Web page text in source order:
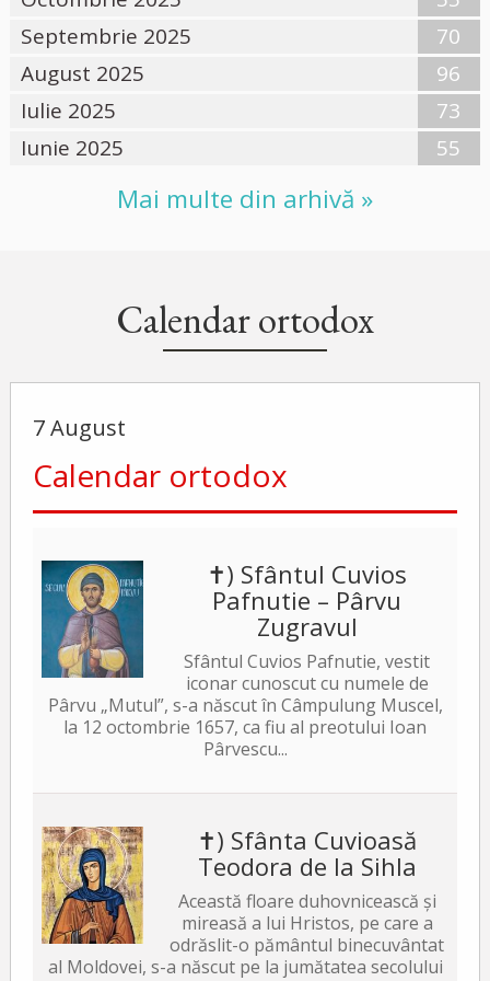
Septembrie 2025
70
August 2025
96
Iulie 2025
73
Iunie 2025
55
Mai multe din arhivă »
Calendar ortodox
7 August
Calendar ortodox
✝) Sfântul Cuvios
Pafnutie – Pârvu
Zugravul
Sfântul Cuvios Pafnutie, vestit
iconar cunoscut cu numele de
Pârvu „Mutul”, s-a născut în Câmpulung Muscel,
la 12 octombrie 1657, ca fiu al preotului Ioan
Pârvescu...
✝) Sfânta Cuvioasă
Teodora de la Sihla
Această floare duhovnicească și
mireasă a lui Hristos, pe care a
odrăslit-o pământul binecuvântat
al Moldovei, s-a născut pe la jumătatea secolului